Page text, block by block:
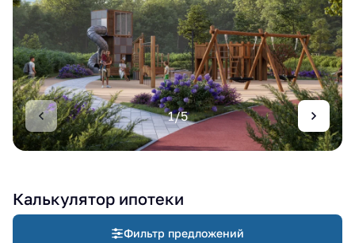
1/5
Калькулятор ипотеки
Фильтр предложений